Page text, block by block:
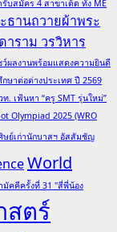
บสมัคร 4 สาขาเด็ด ทั้ง ME
ธานถวายผ้าพระ
ราม วรวิหาร
ผลงานพร้อมแสดงความยินดี
ษาต่อต่างประเทศ ปี 2569
. เฟ้นหา “ครู SMT รุ่นใหม่”
Olympiad 2025 (WRO
ย์เก่านักบาสฯ อัสสัมชัญ
World
คคีครั้งที่ 31 "สี่พี่น้อง
ตร์